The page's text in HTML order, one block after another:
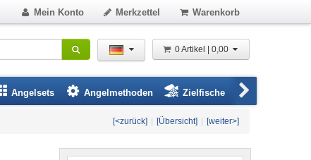
Mein Konto Merkzettel Warenkorb
0 Artikel | 0,00
Angelsets Angelmethoden Zielfische
[<zurück] [Übersicht] [weiter>]